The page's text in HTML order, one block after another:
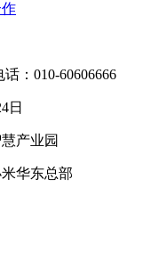
：010-60606666
日
产业园
华东总部